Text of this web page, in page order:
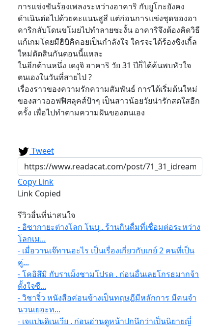
การแข่งขันร้องเพลงระหว่างอาคาริ กับยูโกะยังคง
ดำเนินต่อไปด้วยคะแนนสูสี แต่ก่อนการแข่งชุดของอา
คาริกลับโดนขโมยไปทำลายซะงั้น อาคาริจึงต้องคิดวิธี
แก้เกมโดยมีฮิบิคิคอยเป็นกำลังใจ ใครจะได้ร้องซิงเกิ้ล
ใหม่ตัดสินกันตอนนี้แหละ
ในอีกด้านหนึ่ง เดงุจิ อาคาริ วัย 31 ปีก็ได้ค้นพบหัวใจ
ตนเองในวันที่สายไป ?
เรื่องราวของความรักความสัมพันธ์ การได้เริ่มต้นใหม่
ของสาวออฟฟิศลุคส์ป้าๆ เป็นสาวน้อยวัยน่ารักสดใสอีก
ครั้ง เพื่อไปทำตามความฝันของตนเอง
Tweet
Copy Link
Link Copied
รีวิวอื่นที่น่าสนใจ
- อิซากายะต่างโลก โนบุ . ร้านกินดื่มที่เชื่อมต่อระหว่าง
โลกเม...
- เมื่อวานเจ๊ทานอะไร เป็นเรื่องเกี่ยวกับเกย์ 2 คนที่เป็น
คู่...
- โคอิสึมิ กับราเม็งชามโปรด . ก่อนอื่นเลยโกรธมากจ้า
ตั้งใจซื...
- วิชาจิ๋ว หนังสือค่อนข้างเป็นทฤษฎีมีหลักการ มีคนจำ
นวนเยอะท...
- เจแปนดิเนเวีย . ก่อนอ่านดูหน้าปกนึกว่าเป็นนิยายญี่